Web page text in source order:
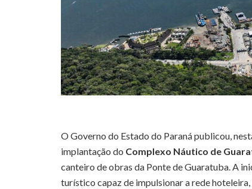
O Governo do Estado do Paraná publicou,
implantação do Complexo Náutico de
canteiro de obras da Ponte de Guaratuba. A
turístico capaz de impulsionar a rede